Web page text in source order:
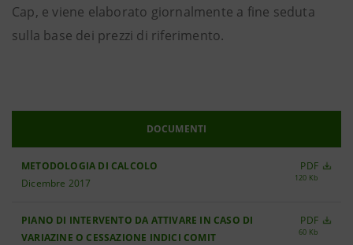
Cap, e viene elaborato giornalmente a fine seduta
sulla base dei prezzi di riferimento.
DOCUMENTI
METODOLOGIA DI CALCOLO
Dicembre 2017
PDF
120 Kb
PIANO DI INTERVENTO DA ATTIVARE IN CASO DI
VARIAZINE O CESSAZIONE INDICI COMIT
PDF
60 Kb